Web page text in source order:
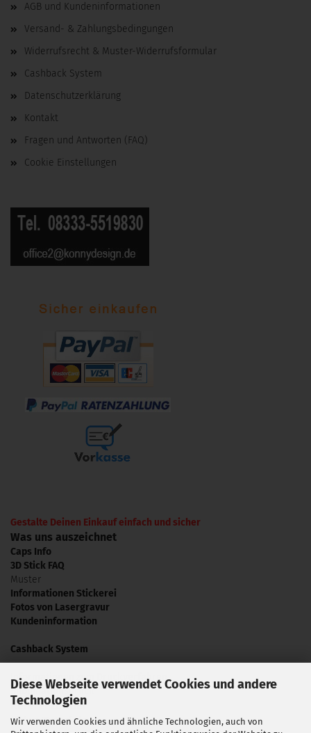
Diese Webseite verwendet Cookies und andere
Technologien
Wir verwenden Cookies und ähnliche Technologien, auch von
AGB und Kundeninformationen
Versand- & Zahlungsbedingungen
Widerrufsrecht & Muster-Widerrufsformular
Cashback System
Datenschutzerklärung
Kontakt
Fragen und Antworten (FAQ)
Cookie Einstellungen
Gestalte Deinen Einkauf einfach und sicher
Was uns auszeichnet
Caps Info
3D Stick FAQ
Muster
Informationen Stickerei
Fotos von Lasergravur
Kundeninformation
Cashback System
Informationen zum Druckverfahren
Sublimationsdruck
Referenzbilder
Video Tutorials